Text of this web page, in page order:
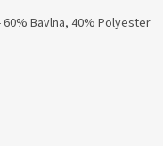
Bavlna, 40% Polyester